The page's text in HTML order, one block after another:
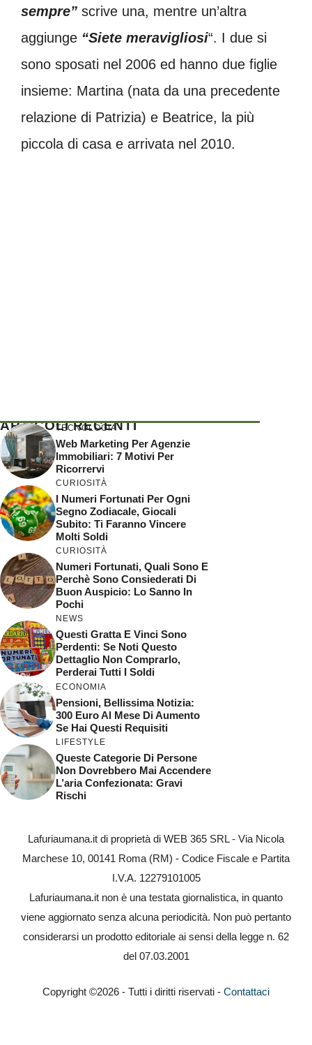
sempre” scrive una, mentre un’altra
aggiunge “Siete meravigliosi“. I due si
sono sposati nel 2006 ed hanno due figlie
insieme: Martina (nata da una precedente
relazione di Patrizia) e Beatrice, la più
piccola di casa e arrivata nel 2010.
ARTICOLI RECENTI
TECNOLOGIA
Web Marketing Per Agenzie
Immobiliari: 7 Motivi Per
Ricorrervi
CURIOSITÀ
I Numeri Fortunati Per Ogni
Segno Zodiacale, Giocali
Subito: Ti Faranno Vincere
Molti Soldi
CURIOSITÀ
Numeri Fortunati, Quali Sono E
Perchè Sono Consiederati Di
Buon Auspicio: Lo Sanno In
Pochi
NEWS
Questi Gratta E Vinci Sono
Perdenti: Se Noti Questo
Dettaglio Non Comprarlo,
Perderai Tutti I Soldi
ECONOMIA
Pensioni, Bellissima Notizia:
300 Euro Al Mese Di Aumento
Se Hai Questi Requisiti
LIFESTYLE
Queste Categorie Di Persone
Non Dovrebbero Mai Accendere
L’aria Confezionata: Gravi
Rischi
Lafuriaumana.it di proprietà di WEB 365 SRL - Via Nicola
Marchese 10, 00141 Roma (RM) - Codice Fiscale e Partita
I.V.A. 12279101005
Lafuriaumana.it non è una testata giornalistica, in quanto
viene aggiornato senza alcuna periodicità. Non può pertanto
considerarsi un prodotto editoriale ai sensi della legge n. 62
del 07.03.2001
Copyright ©2026 - Tutti i diritti riservati - Contattaci